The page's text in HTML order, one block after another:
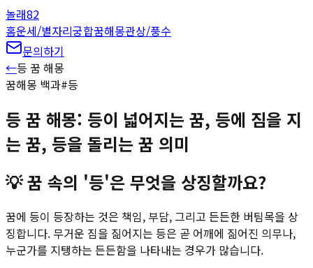
놀래82
홈운세/별자리궁합꿈해몽관상/풍수
문의하기
←등 꿈 해몽
꿈해몽 백과#등
등 꿈 해몽: 등이 넓어지는 꿈, 등에 짐을 지
는 꿈, 등을 돌리는 꿈 의미
💡꿈 속의 '등'은 무엇을 상징할까요?
꿈에 등이 등장하는 것은 책임, 부담, 그리고 든든한 버팀목을 상
징합니다. 무거운 짐을 짊어지는 등은 곧 어깨에 짊어진 의무나,
누군가를 지탱하는 든든함을 나타내는 경우가 많습니다.